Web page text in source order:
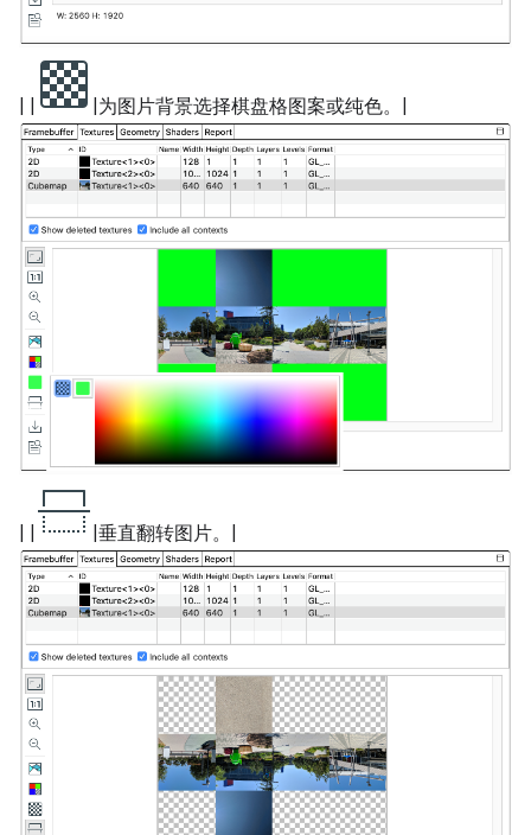
|为图片背景选择棋盘格图案或纯色。|
|垂直翻转图片。|